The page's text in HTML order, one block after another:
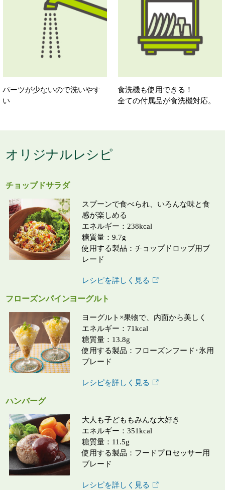
パーツが少ないので洗いやす
い
食洗機も使用できる！
全ての付属品が食洗機対応。
オリジナルレシピ
チョップドサラダ
スプーンで食べられ、いろんな味と食
感が楽しめる
エネルギー：238kcal
糖質量：9.7g
使用する製品：チョップドロップ用ブ
レード
レシピを詳しく見る
フローズンパインヨーグルト
ヨーグルト×果物で、内面から美しく
エネルギー：71kcal
糖質量：13.8g
使用する製品：フローズンフード･氷用
ブレード
レシピを詳しく見る
ハンバーグ
大人も子どももみんな大好き
エネルギー：351kcal
糖質量：11.5g
使用する製品：フードプロセッサー用
ブレード
レシピを詳しく見る